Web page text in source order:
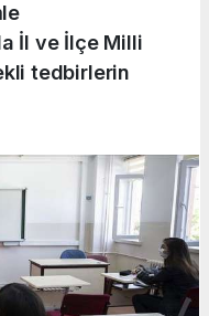
İl ve İlçe Milli
tedbirlerin